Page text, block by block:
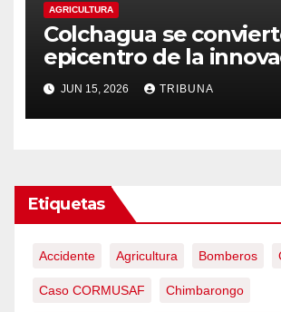
AGRICULTURA
Colchagua se
epicentro de la
agroalimentaria con
Tech O’Higgins 2026
JUN 15, 2026 TRIBUNA
Etiquetas
Accidente Agricultura Bomberos
Caso CORMUSAF Chimbarongo